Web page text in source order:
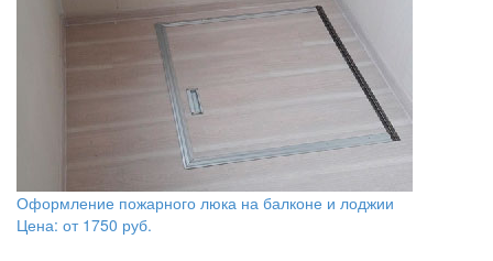
Оформление пожарного люка на балконе и лоджии
Цена: от 1750 руб.